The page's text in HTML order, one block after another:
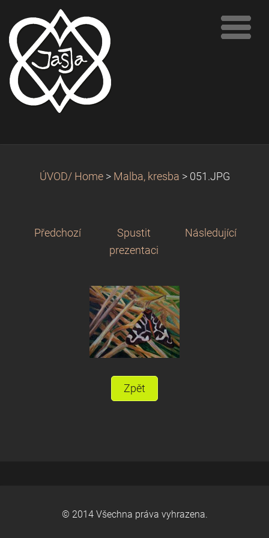
ÚVOD/ Home > Malba, kresba > 051.JPG
Předchozí
Spustit
prezentaci
Následující
Zpět
© 2014 Všechna práva vyhrazena.